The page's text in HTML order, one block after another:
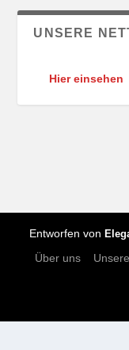
UNSERE
Hier einsehen
Entworfen von
Über uns